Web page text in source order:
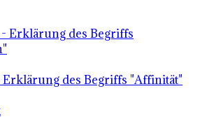
Erklärung des Begriffs
des Begriffs "Affinität"